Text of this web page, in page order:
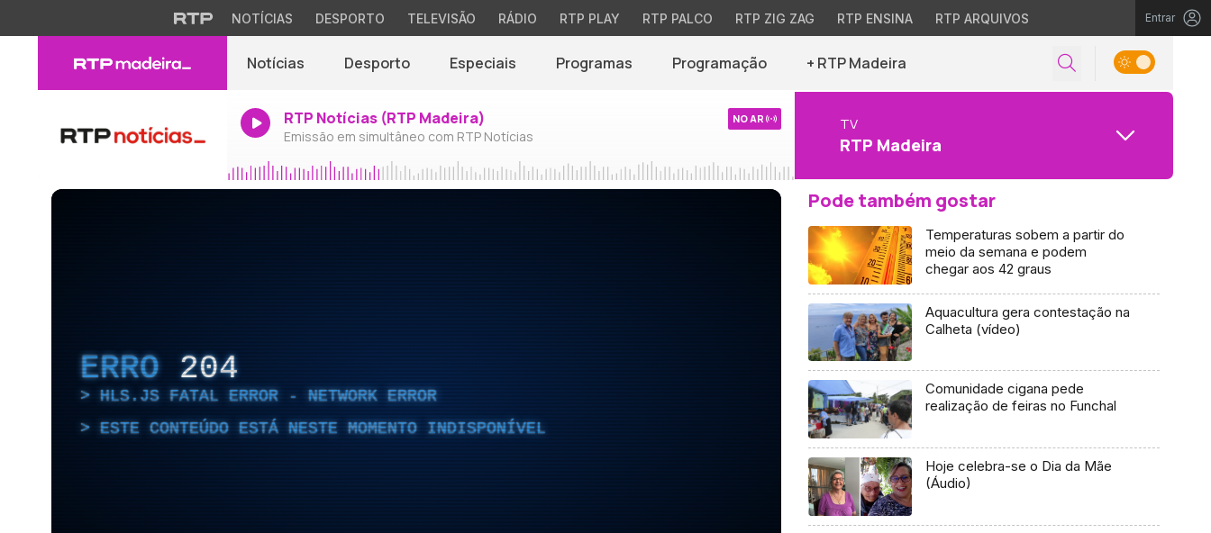
NOTÍCIAS DESPORTO TELEVISÃO RÁDIO RTP PLAY RTP PALCO RTP ZIG ZAG RTP ENSINA RTP ARQUIVOS Entrar
Notícias Desporto Especiais Programas Programação + RTP Madeira
RTP Notícias (RTP Madeira)
Emissão em simultâneo com RTP Notícias
NO AR TV
RTP Madeira
ERRO 204
HLS.JS FATAL ERROR - NETWORK ERROR
ESTE CONTEÚDO ESTÁ NESTE MOMENTO INDISPONÍVEL
Pode também gostar
Temperaturas sobem a partir do
meio da semana e podem
chegar aos 42 graus
Aquacultura gera contestação na
Calheta (vídeo)
Comunidade cigana pede
realização de feiras no Funchal
Hoje celebra-se o Dia da Mãe
(Áudio)